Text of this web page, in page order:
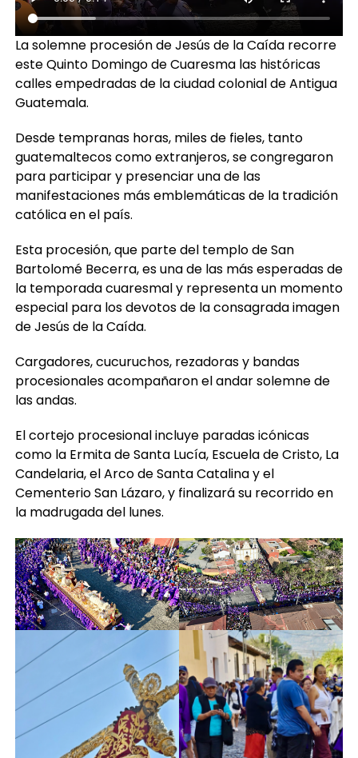
La solemne procesión de Jesús de la Caída recorre
este Quinto Domingo de Cuaresma las históricas
calles empedradas de la ciudad colonial de Antigua
Guatemala.
Desde tempranas horas, miles de fieles, tanto
guatemaltecos como extranjeros, se congregaron
para participar y presenciar una de las
manifestaciones más emblemáticas de la tradición
católica en el país.
Esta procesión, que parte del templo de San
Bartolomé Becerra, es una de las más esperadas de
la temporada cuaresmal y representa un momento
especial para los devotos de la consagrada imagen
de Jesús de la Caída.
Cargadores, cucuruchos, rezadoras y bandas
procesionales acompañaron el andar solemne de
las andas.
El cortejo procesional incluye paradas icónicas
como la Ermita de Santa Lucía, Escuela de Cristo, La
Candelaria, el Arco de Santa Catalina y el
Cementerio San Lázaro, y finalizará su recorrido en
la madrugada del lunes.